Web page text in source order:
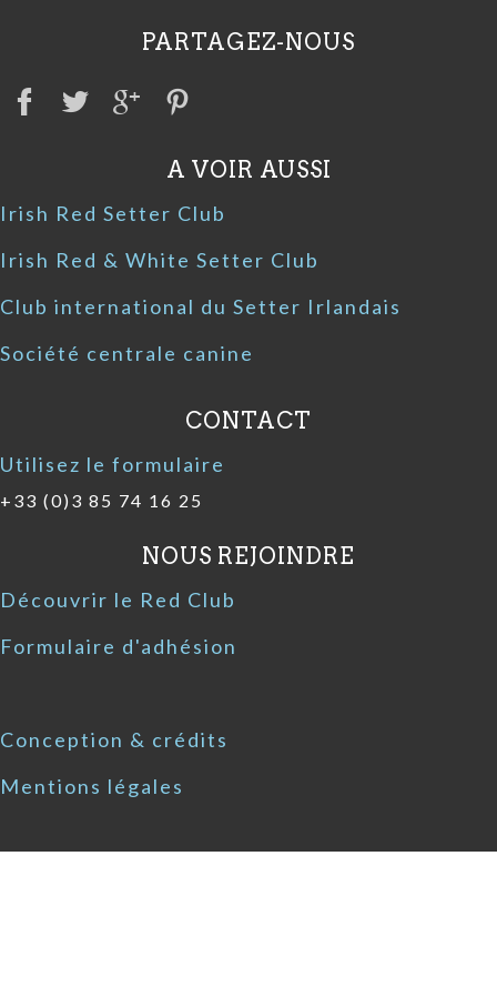
PARTAGEZ-NOUS
A VOIR AUSSI
Irish Red Setter Club
Irish Red & White Setter Club
Club international du Setter Irlandais
Société centrale canine
CONTACT
Utilisez le formulaire
+33 (0)3 85 74 16 25
NOUS REJOINDRE
Découvrir le Red Club
Formulaire d'adhésion
Conception & crédits
Mentions légales